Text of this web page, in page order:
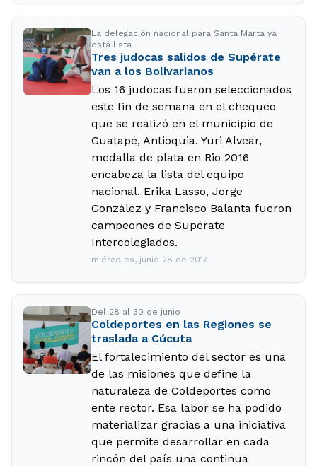
La delegación nacional para Santa Marta ya
está lista
Tres judocas salidos de Supérate
van a los Bolivarianos
Los 16 judocas fueron seleccionados
este fin de semana en el chequeo
que se realizó en el municipio de
Guatapé, Antioquia. Yuri Alvear,
medalla de plata en Rio 2016
encabeza la lista del equipo
nacional. Erika Lasso, Jorge
González y Francisco Balanta fueron
campeones de Supérate
Intercolegiados.
miércoles, junio 28 de 2017
Del 28 al 30 de junio
Coldeportes en las Regiones se
traslada a Cúcuta
El fortalecimiento del sector es una
de las misiones que define la
naturaleza de Coldeportes como
ente rector. Esa labor se ha podido
materializar gracias a una iniciativa
que permite desarrollar en cada
rincón del país una continua